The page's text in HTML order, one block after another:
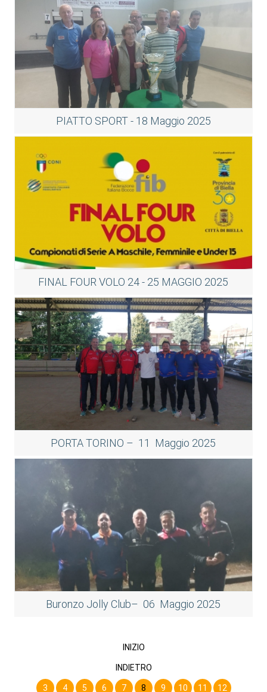
PIATTO SPORT - 18 Maggio 2025
FINAL FOUR VOLO 24 - 25 MAGGIO 2025
PORTA TORINO – 11 Maggio 2025
Buronzo Jolly Club– 06 Maggio 2025
INIZIO
INDIETRO
3 4 5 6 7 8 9 10 11 12